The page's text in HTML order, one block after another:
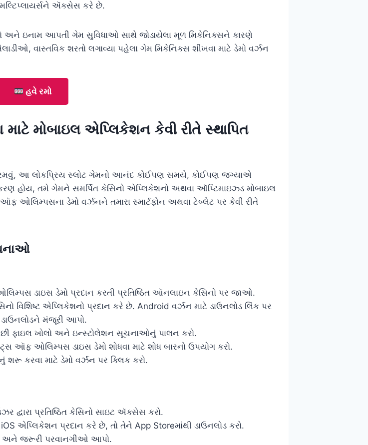
મલ્ટિપ્લાયર્સને ઍક્સેસ કરે છે.
ઇનામ આપતી ગેમ સુવિધાઓ સાથે જોડાયેલા મૂળ મિકેનિક્સને કારણે
વાસ્તવિક શરતો લગાવ્યા પહેલા ગેમ મિકેનિક્સ શીખવા માટે ડેમો વર્ઝન
હવે રમો
મોબાઇલ એપ્લિકેશન કેવી રીતે સ્થાપિત
રમવું, આ લોકપ્રિય સ્લોટ ગેમનો આનંદ કોઈપણ સમયે, કોઈપણ જગ્યાએ
હોય, તમે ગેમને સમર્પિત કેસિનો એપ્લિકેશનો અથવા ઑપ્ટિમાઇઝ્ડ મોબાઇલ
ઓલિમ્પસના ડેમો વર્ઝનને તમારા સ્માર્ટફોન અથવા ટેબ્લેટ પર કેવી રીતે
ડાઇસ ડેમો પ્રદાન કરતી પ્રતિષ્ઠિત ઑનલાઇન કેસિનો પર જાઓ.
વિશિષ્ટ એપ્લિકેશનો પ્રદાન કરે છે. Android વર્ઝન માટે ડાઉનલોડ લિંક પર
ડાઉનલોડને મંજૂરી આપો.
ફાઇલ ખોલો અને ઇન્સ્ટોલેશન સૂચનાઓનું પાલન કરો.
ઓલિમ્પસ ડાઇસ ડેમો શોધવા માટે શોધ બારનો ઉપયોગ કરો.
શરૂ કરવા માટે ડેમો વર્ઝન પર ક્લિક કરો.
દ્વારા પ્રતિષ્ઠિત કેસિનો સાઇટ ઍક્સેસ કરો.
એપ્લિકેશન પ્રદાન કરે છે, તો તેને App Storeમાંથી ડાઉનલોડ કરો.
અને જરૂરી પરવાનગીઓ આપો.